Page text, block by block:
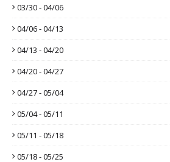
03/30 - 04/06
04/06 - 04/13
04/13 - 04/20
04/20 - 04/27
04/27 - 05/04
05/04 - 05/11
05/11 - 05/18
05/18 - 05/25